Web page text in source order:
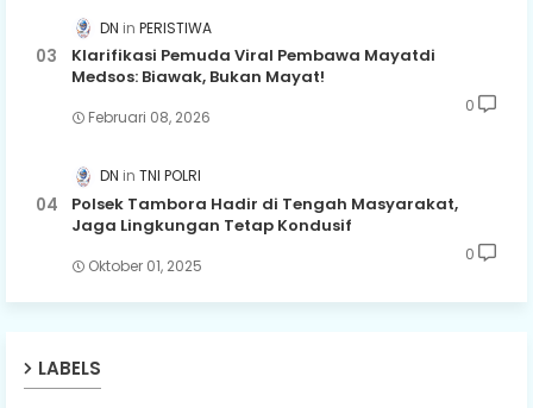
DN PERISTIWA
Klarifikasi Pemuda Viral Pembawa Mayatdi
Medsos: Biawak, Bukan Mayat!
Februari 08, 2026
0
DN TNI POLRI
Polsek Tambora Hadir di Tengah Masyarakat,
Jaga Lingkungan Tetap Kondusif
Oktober 01, 2025
0
LABELS